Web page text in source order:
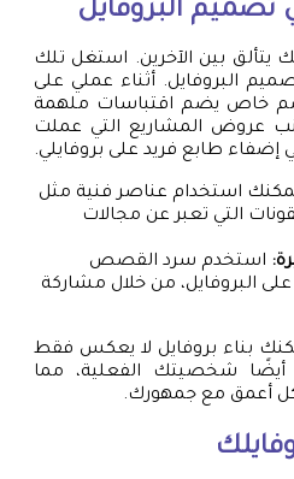
تصميم البروفايل
يتألق بين الآخرين. استغل تلك
البروفايل. أثناء عملي على
خاص يضم اقتباسات ملهمة
عروض المشاريع التي عملت
إضفاء طابع فريد على بروفايلي.
استخدام عناصر فنية مثل
التي تعبر عن مجالات
استخدم سرد القصص
البروفايل، من خلال مشاركة
بناء بروفايل لا يعكس فقط
أيضًا شخصيتك الفعلية، مما
أعمق مع جمهورك.